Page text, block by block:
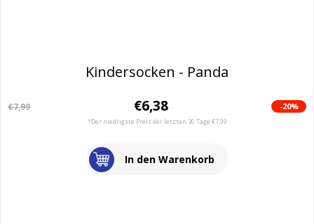
Kindersocken - Panda
€7,99 €6,38 -20%
*Der niedrigste Preis der letzten 30 Tage €7,99
In den Warenkorb